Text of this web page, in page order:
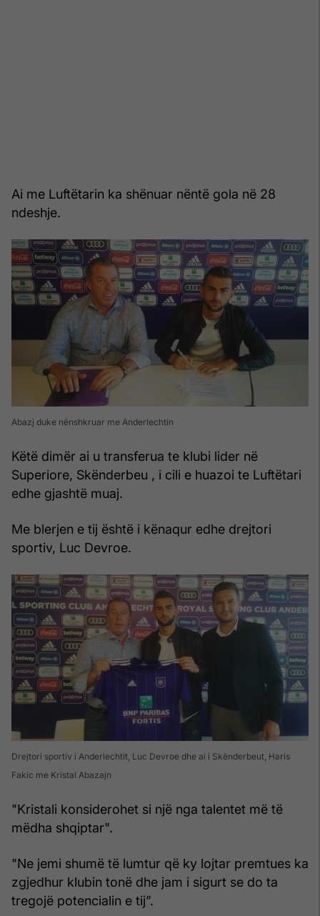
Ai me Luftëtarin ka shënuar nëntë gola në 28
ndeshje.
Abazj duke nënshkruar me Anderlechtin
Këtë dimër ai u transferua te klubi lider në
Superiore, Skënderbeu , i cili e huazoi te Luftëtari
edhe gjashtë muaj.
Me blerjen e tij është i kënaqur edhe drejtori
sportiv, Luc Devroe.
Drejtori sportiv i Anderlechtit, Luc Devroe dhe ai i Skënderbeut, Haris
Fakic me Kristal Abazajn
"Kristali konsiderohet si një nga talentet më të
mëdha shqiptar".
"Ne jemi shumë të lumtur që ky lojtar premtues ka
zgjedhur klubin tonë dhe jam i sigurt se do ta
tregojë potencialin e tij”.